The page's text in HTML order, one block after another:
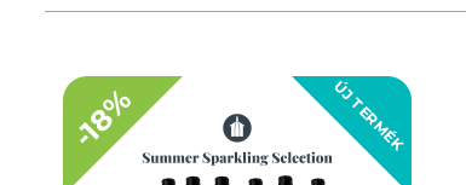
ÚJ TERMÉK
-18%